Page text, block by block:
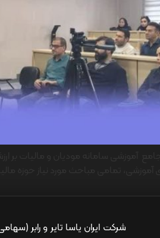
شرکت ایران یاسا تایر و رابر